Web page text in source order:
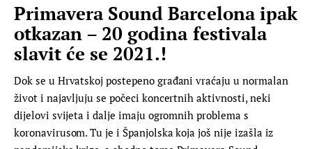
Primavera Sound Barcelona ipak
otkazan – 20 godina festivala
slavit će se 2021.!
Dok se u Hrvatskoj postepeno građani vraćaju u normalan
život i najavljuju se počeci koncertnih aktivnosti, neki
dijelovi svijeta i dalje imaju ogromnih problema s
koronavirusom. Tu je i Španjolska koja još nije izašla iz